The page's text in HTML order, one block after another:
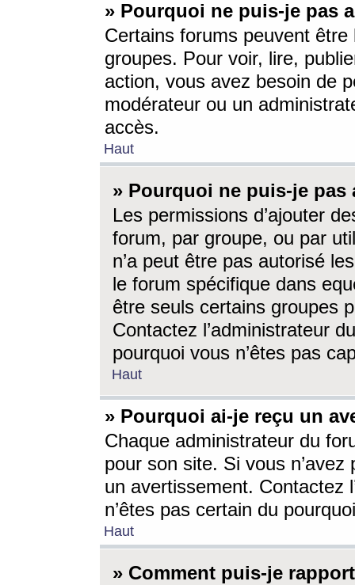
» Pourquoi ne puis-je pas
Certains forums peuvent être
groupes. Pour voir, lire,
action, vous avez besoin de
modérateur ou un
accès.
Haut
» Pourquoi ne puis-je
Les permissions d’ajouter
forum, par groupe, ou par
n’a peut être pas autorisé
le forum spécifique dans
être seuls certains groupes
Contactez l’administrateur
pourquoi vous n’êtes pas
Haut
» Pourquoi ai-je reçu un
Chaque administrateur du
pour son site. Si vous
un avertissement. Contactez
n’êtes pas certain du
Haut
» Comment puis-je